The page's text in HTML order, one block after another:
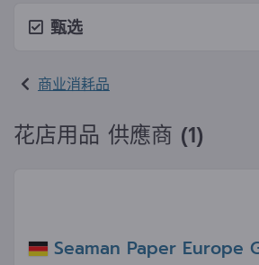
甄选
商业消耗品
花店用品 供應商 (1)
Seaman Paper Europe